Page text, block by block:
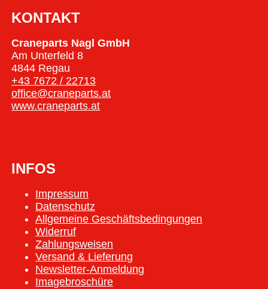
KONTAKT
Craneparts Nagl GmbH
Am Unterfeld 8
4844 Regau
+43 7672 / 22713
office@craneparts.at
www.craneparts.at
INFOS
Impressum
Datenschutz
Allgemeine Geschäftsbedingungen
Widerruf
Zahlungsweisen
Versand & Lieferung
Newsletter-Anmeldung
Imagebroschüre